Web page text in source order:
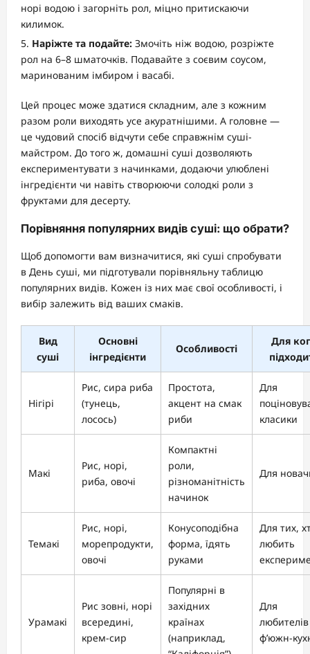
норі водою і загорніть рол, міцно притискаючи
килимок.
Наріжте та подайте: Змочіть ніж водою, розріжте
рол на 6–8 шматочків. Подавайте з соєвим соусом,
маринованим імбиром і васабі.
Цей процес може здатися складним, але з кожним
разом роли виходять усе акуратнішими. А головне —
це чудовий спосіб відчути себе справжнім суші-
майстром. До того ж, домашні суші дозволяють
експериментувати з начинками, додаючи улюблені
інгредієнти чи навіть створюючи солодкі роли з
фруктами для десерту.
Порівняння популярних видів суші: що обрати?
Щоб допомогти вам визначитися, які суші спробувати
в День суші, ми підготували порівняльну таблицю
популярних видів. Кожен із них має свої особливості, і
вибір залежить від ваших смаків.
Вид
суші
Основні
інгредієнти
Особливості
Для
Нігірі
Рис, сира риба
(тунець,
лосось)
Простота,
акцент на смак
риби
Для
класики
Макі
Рис, норі,
риба, овочі
Компактні
роли,
різноманітність
начинок
Для
Темакі
Рис, норі,
морепродукти,
овочі
Конусоподібна
форма, їдять
руками
Для тих,
любить
Урамакі
Рис зовні, норі
всередині,
крем-сир
Популярні в
західних
країнах
(наприклад,
Для
любителів
ф’южн-